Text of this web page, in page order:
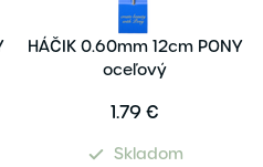
HÁČIK 0.60mm 12cm PONY
oceľový
1.79 €
Skladom